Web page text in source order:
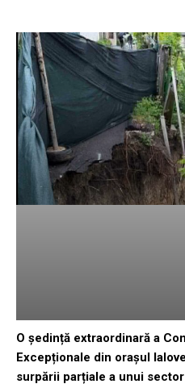
O ședință extraordinară a
Excepționale din orașul
surpării parțiale a unui